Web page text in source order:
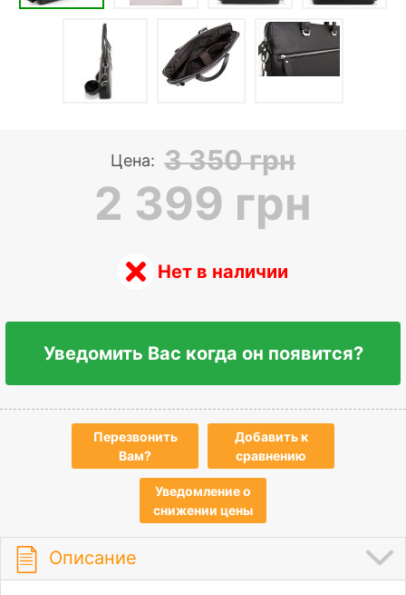
Цена: 3 350 грн
2 399 грн
Нет в наличии
Уведомить Вас когда он появится?
Перезвонить
Вам?
Добавить к
сравнению
Уведомление о
снижении цены
Описание